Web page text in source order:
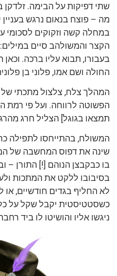
שתי דפיקות על הבימה.
מה – פוצח בנאום נרגש בעניין
במחלה קשה וזקוקים לסכומי
הקצר והמשולהב סיים
בעבורו, תבוא עליו ברכה.
החולה ושם אמו, פלוני בן
המהלך צלח, צלצול מתכתי
הפשוטה לרווחה. ועל פי רמת
תמצאו בגוגל] הצליל חרג
המשולח, בהתייחסו לתפילה
שינה את דפוס המחשבה של
בו כבקבצן הנוהם [!] התורן –
בסיבובו ללקט את המתכות
לא החליף בגדים חודשיים, או
כשסטטיסטית יקבל שקל על
ניגשו אליו והושיטו לו ביד